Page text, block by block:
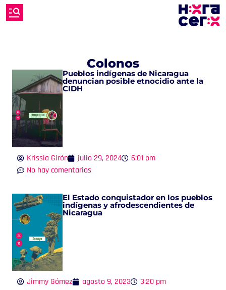
Colonos
Pueblos indígenas de Nicaragua
denuncian posible etnocidio ante la
CIDH
Krissia Girón julio 29, 2024
6:01 pm
No hay comentarios
El Estado conquistador en los pueblos
indígenas y afrodescendientes de
Nicaragua
Jimmy Gómez agosto 9, 2023 3:20 pm